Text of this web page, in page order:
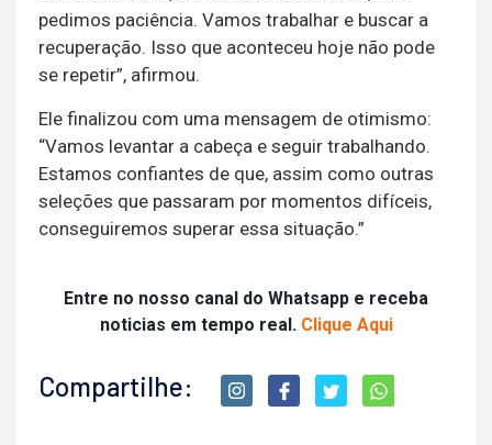
pedimos paciência. Vamos trabalhar e buscar a
recuperação. Isso que aconteceu hoje não pode
se repetir”, afirmou.
Ele finalizou com uma mensagem de otimismo:
“Vamos levantar a cabeça e seguir trabalhando.
Estamos confiantes de que, assim como outras
seleções que passaram por momentos difíceis,
conseguiremos superar essa situação.”
Entre no nosso canal do Whatsapp e receba
noticias em tempo real. Clique Aqui
Compartilhe: